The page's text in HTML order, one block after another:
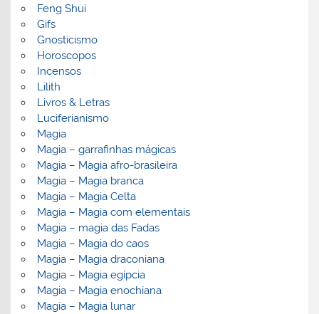
Feng Shui
Gifs
Gnosticismo
Horoscopos
Incensos
Lilith
Livros & Letras
Luciferianismo
Magia
Magia – garrafinhas mágicas
Magia – Magia afro-brasileira
Magia – Magia branca
Magia – Magia Celta
Magia – Magia com elementais
Magia – magia das Fadas
Magia – Magia do caos
Magia – Magia draconiana
Magia – Magia egípcia
Magia – Magia enochiana
Magia – Magia lunar